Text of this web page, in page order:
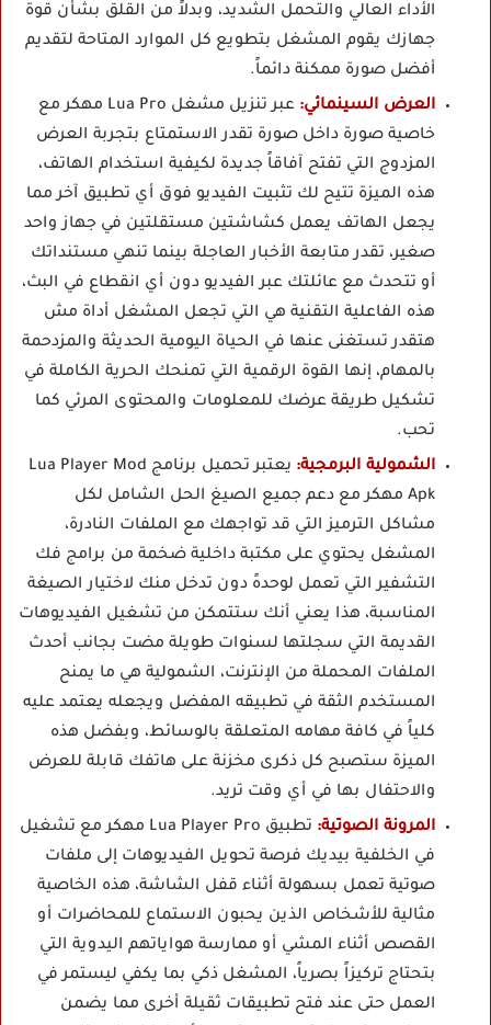
الأداء العالي والتحمل الشديد، وبدلاً من القلق بشأن قوة
جهازك يقوم المشغل بتطويع كل الموارد المتاحة لتقديم
أفضل صورة ممكنة دائماً.
العرض السينمائي:
عبر تنزيل مشغل Lua Pro مهكر مع
خاصية صورة داخل صورة تقدر الاستمتاع بتجربة العرض
المزدوج التي تفتح آفاقاً جديدة لكيفية استخدام الهاتف،
هذه الميزة تتيح لك تثبيت الفيديو فوق أي تطبيق آخر مما
يجعل الهاتف يعمل كشاشتين مستقلتين في جهاز واحد
صغير، تقدر متابعة الأخبار العاجلة بينما تنهي مستنداتك
أو تتحدث مع عائلتك عبر الفيديو دون أي انقطاع في البث،
هذه الفاعلية التقنية هي التي تجعل المشغل أداة مش
هتقدر تستغنى عنها في الحياة اليومية الحديثة والمزدحمة
بالمهام، إنها القوة الرقمية التي تمنحك الحرية الكاملة في
تشكيل طريقة عرضك للمعلومات والمحتوى المرئي كما
تحب.
الشمولية البرمجية:
يعتبر تحميل برنامج Lua Player Mod
Apk مهكر مع دعم جميع الصيغ الحل الشامل لكل
مشاكل الترميز التي قد تواجهك مع الملفات النادرة،
المشغل يحتوي على مكتبة داخلية ضخمة من برامج فك
التشفير التي تعمل لوحدهً دون تدخل منك لاختيار الصيغة
المناسبة، هذا يعني أنك ستتمكن من تشغيل الفيديوهات
القديمة التي سجلتها لسنوات طويلة مضت بجانب أحدث
الملفات المحملة من الإنترنت، الشمولية هي ما يمنح
المستخدم الثقة في تطبيقه المفضل ويجعله يعتمد عليه
كلياً في كافة مهامه المتعلقة بالوسائط، وبفضل هذه
الميزة ستصبح كل ذكرى مخزنة على هاتفك قابلة للعرض
والاحتفال بها في أي وقت تريد.
المرونة الصوتية:
تطبيق Lua Player Pro مهكر مع تشغيل
في الخلفية بيديك فرصة تحويل الفيديوهات إلى ملفات
صوتية تعمل بسهولة أثناء قفل الشاشة، هذه الخاصية
مثالية للأشخاص الذين يحبون الاستماع للمحاضرات أو
القصص أثناء المشي أو ممارسة هواياتهم اليدوية التي
بتحتاج تركيزاً بصرياً، المشغل ذكي بما يكفي ليستمر في
العمل حتى عند فتح تطبيقات ثقيلة أخرى مما يضمن